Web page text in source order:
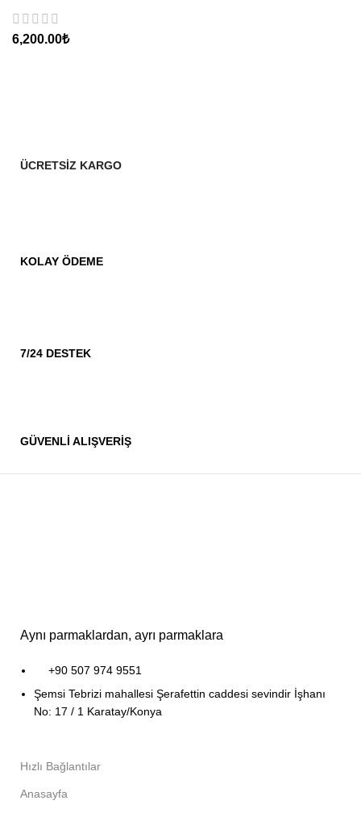
₺
ÜCRETSİZ KARGO
KOLAY ÖDEME
7/24 DESTEK
GÜVENLİ ALIŞVERİŞ
Aynı parmaklardan, ayrı parmaklara
+90 507 974 9551
Şemsi Tebrizi mahallesi Şerafettin caddesi sevindir İşhanı
No: 17 / 1 Karatay/Konya
Hızlı Bağlantılar
Anasayfa